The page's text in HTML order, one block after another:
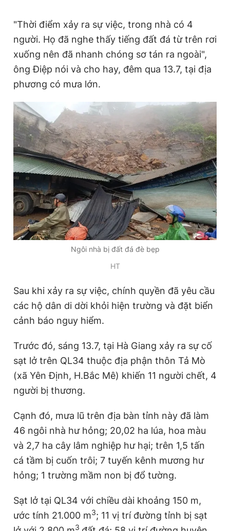
"Thời điểm xảy ra sự việc, trong nhà có 4
người. Họ đã nghe thấy tiếng đất đá từ trên rơi
xuống nên đã nhanh chóng sơ tán ra ngoài",
ông Điệp nói và cho hay, đêm qua 13.7, tại địa
phương có mưa lớn.
Ngôi nhà bị đất đá đè bẹp
HT
Sau khi xảy ra sự việc, chính quyền đã yêu cầu
các hộ dân di dời khỏi hiện trường và đặt biển
cảnh báo nguy hiểm.
Trước đó, sáng 13.7, tại Hà Giang xảy ra sự cố
sạt lở trên QL34 thuộc địa phận thôn Tả Mò
(xã Yên Định, H.Bắc Mê) khiến 11 người chết, 4
người bị thương.
Cạnh đó, mưa lũ trên địa bàn tỉnh này đã làm
46 ngôi nhà hư hỏng; 20,02 ha lúa, hoa màu
và 2,7 ha cây lâm nghiệp hư hại; trên 1,5 tấn
cá tầm bị cuốn trôi; 7 tuyến kênh mương hư
hỏng; 1 trường mầm non bị đổ tường.
Sạt lở tại QL34 với chiều dài khoảng 150 m,
ước tính 21.000 m3; 11 vị trí đường tỉnh bị sạt
3